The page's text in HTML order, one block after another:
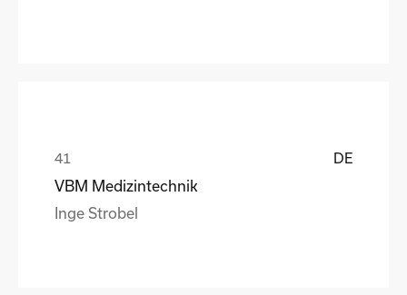
DE
VBM Medizintechnik
Inge Strobel